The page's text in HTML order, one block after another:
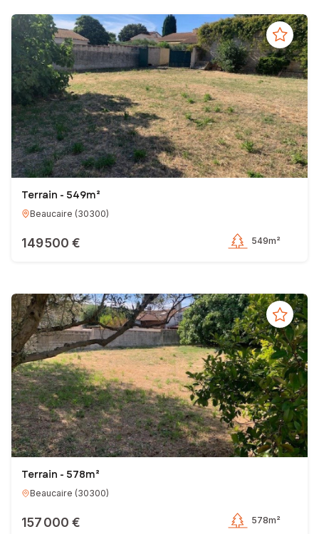
Terrain - 549m²
Beaucaire (30300)
149 500 € 549m²
Terrain - 578m²
Beaucaire (30300)
157 000 € 578m²